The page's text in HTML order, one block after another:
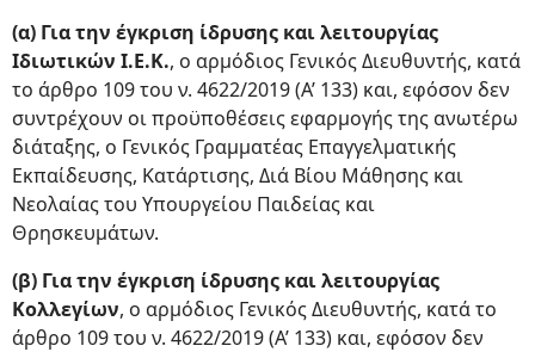
(α) Για την έγκριση ίδρυσης και λειτουργίας
Ιδιωτικών Ι.Ε.Κ., ο αρμόδιος Γενικός Διευθυντής, κατά
το άρθρο 109 του ν. 4622/2019 (Α’ 133) και, εφόσον δεν
συντρέχουν οι προϋποθέσεις εφαρμογής της ανωτέρω
διάταξης, ο Γενικός Γραμματέας Επαγγελματικής
Εκπαίδευσης, Κατάρτισης, Διά Βίου Μάθησης και
Νεολαίας του Υπουργείου Παιδείας και
Θρησκευμάτων.
(β) Για την έγκριση ίδρυσης και λειτουργίας
Κολλεγίων, ο αρμόδιος Γενικός Διευθυντής, κατά το
άρθρο 109 του ν. 4622/2019 (Α’ 133) και, εφόσον δεν